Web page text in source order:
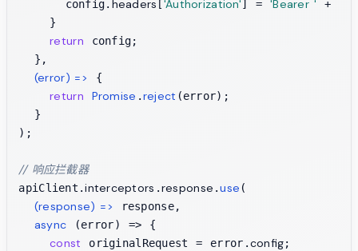
      config.
headers ['Authorization'] = 'Bearer ' +
    }
return config;
  },
(error) => {
return Promise .reject (error);
  }
);
// 响应拦截器
apiClient.interceptors .response .use (
(response) => response,
async (error) => {
const originalRequest = error.config;